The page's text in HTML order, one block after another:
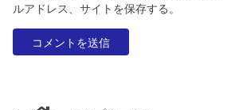
ルアドレス、サイトを保存する。